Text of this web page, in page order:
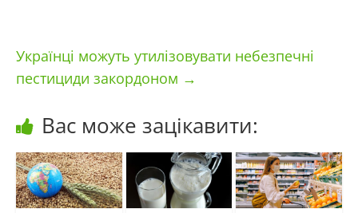
Українці можуть утилізовувати небезпечні
пестициди закордоном →
Вас може зацікавити: